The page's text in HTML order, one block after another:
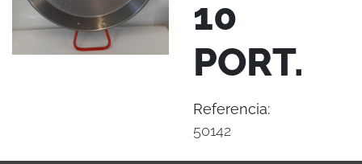
10
PORT.
Referencia:
50142